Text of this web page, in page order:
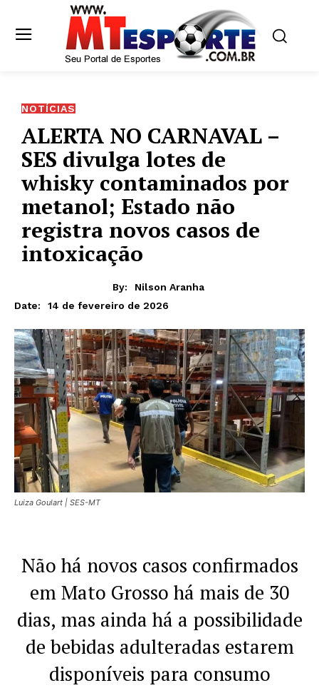
NOTÍCIAS
ALERTA NO CARNAVAL –
SES divulga lotes de
whisky contaminados por
metanol; Estado não
registra novos casos de
intoxicação
By:
Nilson Aranha
Date:
14 de fevereiro de 2026
Luiza Goulart | SES-MT
Não há novos casos confirmados
em Mato Grosso há mais de 30
dias, mas ainda há a possibilidade
de bebidas adulteradas estarem
disponíveis para consumo